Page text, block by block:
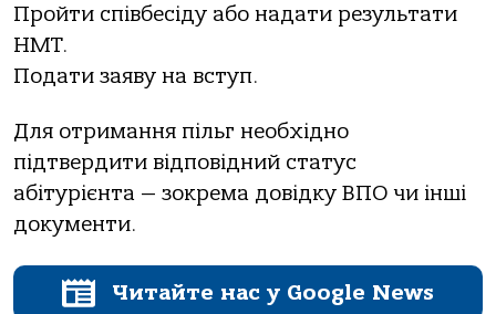
Пройти співбесіду або надати результати
НМТ.
Подати заяву на вступ.
Для отримання пільг необхідно
підтвердити відповідний статус
абітурієнта — зокрема довідку ВПО чи інші
документи.
Читайте нас у Google News